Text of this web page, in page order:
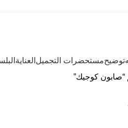
توضيحمستحضرات التجميل العناية
كوجيك”